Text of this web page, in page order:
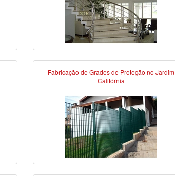
Fabricação de Grades de Proteção no Jardim
Califórnia